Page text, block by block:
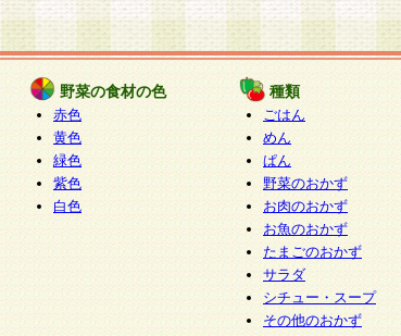
は以下になります。
人情報お客様相談窓口
paku-info@pakusuku.com
とは任意ですが、個人情報の取扱いについて同意をいただけ
ビスの提供、お客様からのお問い合わせ・ご相談への対応が
のでご了承ください。
野菜の食材の色
赤色
黄色
緑色
紫色
白色
種類
ごはん
めん
ぱん
野菜のおかず
お肉のおかず
お魚のおかず
たまごのおかず
サラダ
シチュー・スープ
その他のおかず